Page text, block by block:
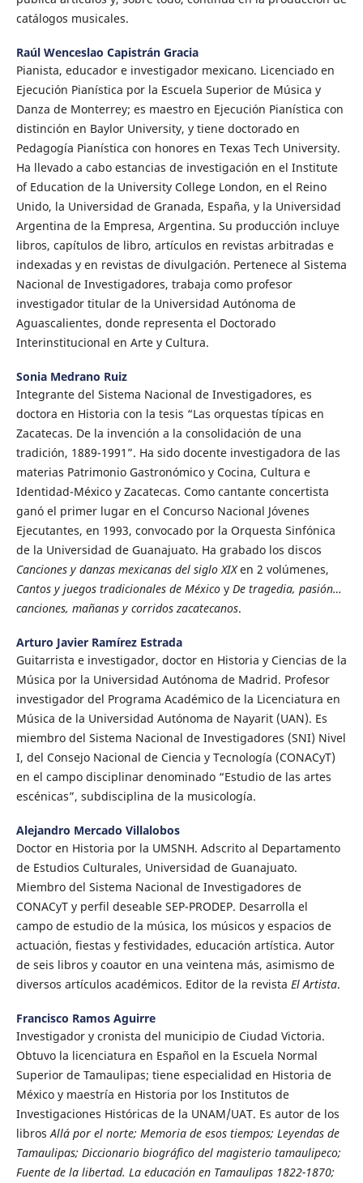
catálogos musicales.
Raúl Wenceslao Capistrán Gracia
Pianista, educador e investigador mexicano. Licenciado en
Ejecución Pianística por la Escuela Superior de Música y
Danza de Monterrey; es maestro en Ejecución Pianística con
distinción en Baylor University, y tiene doctorado en
Pedagogía Pianística con honores en Texas Tech University.
Ha llevado a cabo estancias de investigación en el Institute
of Education de la University College London, en el Reino
Unido, la Universidad de Granada, España, y la Universidad
Argentina de la Empresa, Argentina. Su producción incluye
libros, capítulos de libro, artículos en revistas arbitradas e
indexadas y en revistas de divulgación. Pertenece al Sistema
Nacional de Investigadores, trabaja como profesor
investigador titular de la Universidad Autónoma de
Aguascalientes, donde representa el Doctorado
Interinstitucional en Arte y Cultura.
Sonia Medrano Ruiz
Integrante del Sistema Nacional de Investigadores, es
doctora en Historia con la tesis “Las orquestas típicas en
Zacatecas. De la invención a la consolidación de una
tradición, 1889-1991”. Ha sido docente investigadora de las
materias Patrimonio Gastronómico y Cocina, Cultura e
Identidad-México y Zacatecas. Como cantante concertista
ganó el primer lugar en el Concurso Nacional Jóvenes
Ejecutantes, en 1993, convocado por la Orquesta Sinfónica
de la Universidad de Guanajuato. Ha grabado los discos
Canciones y danzas mexicanas del siglo XIXen 2 volúmenes,
Cantos y juegos tradicionales de Méxicoy De tragedia, pasión…
canciones, mañanas y corridos zacatecanos.
Arturo Javier Ramírez Estrada
Guitarrista e investigador, doctor en Historia y Ciencias de la
Música por la Universidad Autónoma de Madrid. Profesor
investigador del Programa Académico de la Licenciatura en
Música de la Universidad Autónoma de Nayarit (UAN). Es
miembro del Sistema Nacional de Investigadores (SNI) Nivel
I, del Consejo Nacional de Ciencia y Tecnología (CONACyT)
en el campo disciplinar denominado “Estudio de las artes
escénicas”, subdisciplina de la musicología.
Alejandro Mercado Villalobos
Doctor en Historia por la UMSNH. Adscrito al Departamento
de Estudios Culturales, Universidad de Guanajuato.
Miembro del Sistema Nacional de Investigadores de
CONACyT y perfil deseable SEP-PRODEP. Desarrolla el
campo de estudio de la música, los músicos y espacios de
actuación, fiestas y festividades, educación artística. Autor
de seis libros y coautor en una veintena más, asimismo de
diversos artículos académicos. Editor de la revista El Artista.
Francisco Ramos Aguirre
Investigador y cronista del municipio de Ciudad Victoria.
Obtuvo la licenciatura en Español en la Escuela Normal
Superior de Tamaulipas; tiene especialidad en Historia de
México y maestría en Historia por los Institutos de
Investigaciones Históricas de la UNAM/UAT. Es autor de los
librosAllá por el norte; Memoria de esos tiempos; Leyendas de
Tamaulipas; Diccionario biográfico del magisterio tamaulipeco;
Fuente de la libertad. La educación en Tamaulipas 1822-1870;